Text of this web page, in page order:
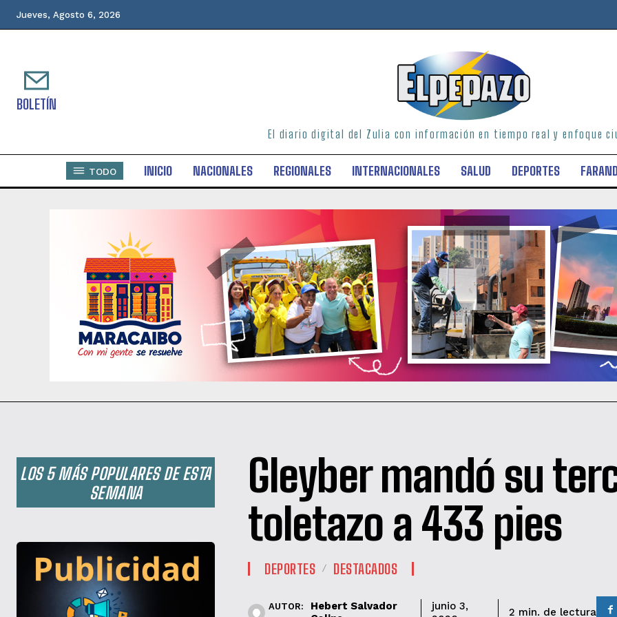
Jueves, Agosto 6, 2026
BOLETÍN
El diario digital del Zulia con información en tiempo real y enfoque
TODO INICIO NACIONALES REGIONALES INTERNACIONALES SALUD DEPORTES
LOS 5 MÁS POPULARES DE ESTA
SEMANA
Gleyber mandó su
toletazo a 433 pies
DEPORTES DESTACADOS
AUTOR:
Hebert Salvador
junio 3,
2 min. de lectura